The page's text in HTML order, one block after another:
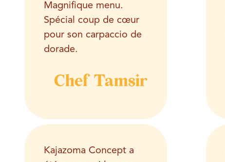
Magnifique menu.
Spécial coup de cœur
pour son carpaccio de
dorade.
Chef Tamsir
Kajazoma Concept a